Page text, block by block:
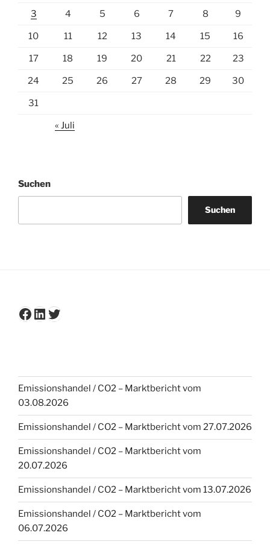
3 4 5 6 7 8 9
10 11 12 13 14 15 16
17 18 19 20 21 22 23
24 25 26 27 28 29 30
31
« Juli
Suchen
Suchen
Facebook
LinkedIn
Twitter
Emissionshandel / CO2 – Marktbericht vom
03.08.2026
Emissionshandel / CO2 – Marktbericht vom 27.07.2026
Emissionshandel / CO2 – Marktbericht vom
20.07.2026
Emissionshandel / CO2 – Marktbericht vom 13.07.2026
Emissionshandel / CO2 – Marktbericht vom
06.07.2026